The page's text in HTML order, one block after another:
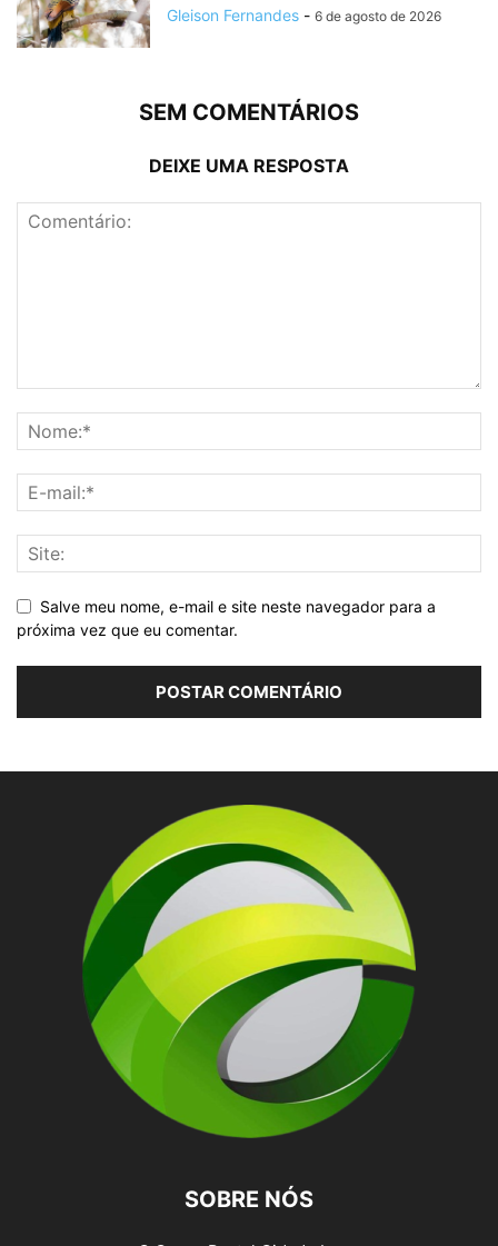
Gleison Fernandes - 6 de agosto de 2026
SEM COMENTÁRIOS
DEIXE UMA RESPOSTA
Salve meu nome, e-mail e site neste navegador para a
próxima vez que eu comentar.
SOBRE NÓS